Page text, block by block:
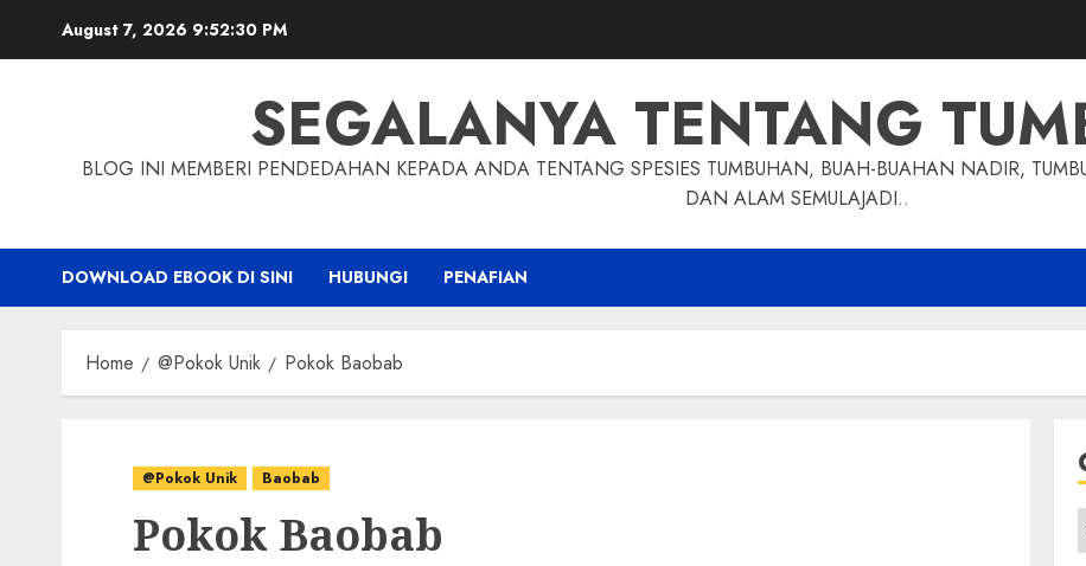
August 7, 2026 9:52:32 PM
SEGALANYA TENTANG
BLOG INI MEMBERI PENDEDAHAN KEPADA ANDA TENTANG SPESIES TUMBUHAN, BUAH-BUAHAN NADIR,
DAN ALAM SEMULAJADI..
DOWNLOAD EBOOK DI SINI HUBUNGI PENAFIAN
Home @Pokok Unik Pokok Baobab
@Pokok Unik Baobab
Pokok Baobab